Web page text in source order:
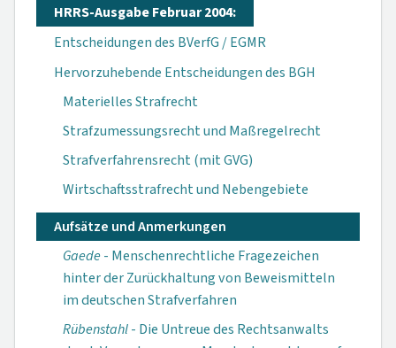
HRRS-Ausgabe Februar 2004:
Entscheidungen des BVerfG / EGMR
Hervorzuhebende Entscheidungen des BGH
Materielles Strafrecht
Strafzumessungsrecht und Maßregelrecht
Strafverfahrensrecht (mit GVG)
Wirtschaftsstrafrecht und Nebengebiete
Aufsätze und Anmerkungen
Gaede- Menschen­rechtliche Frage­zeichen
hinter der Zurückhaltung von Beweismitteln
im deutschen Straf­verfahren
Rübenstahl- Die Untreue des Rechts­anwalts